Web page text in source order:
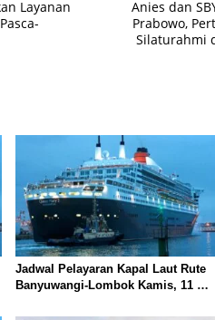
Layanan
Anies dan
Prabowo,
Silaturahmi
Jadwal Pelayaran Kapal Laut Rute
Banyuwangi-Lombok Kamis, 11